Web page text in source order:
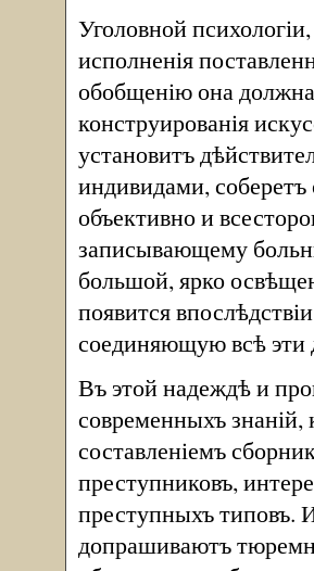
Уголовной
исполненія
обобщенію она
конструированія
установитъ
индивидами,
объективно и
записывающему
большой, ярко
появится
соединяющую всѣ эти
Въ этой надеждѣ и
современныхъ
составленіемъ
преступниковъ,
преступныхъ типовъ.
допрашиваютъ